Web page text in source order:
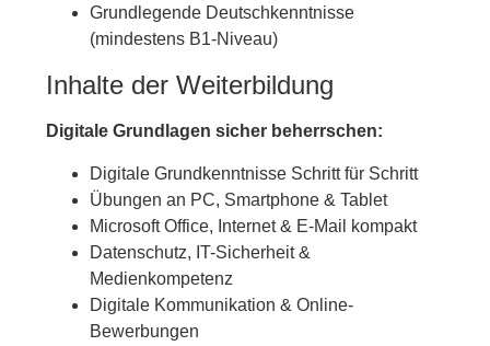
Grundlegende Deutschkenntnisse
(mindestens B1-Niveau)
Inhalte der Weiterbildung
Digitale Grundlagen sicher beherrschen:
Digitale Grundkenntnisse Schritt für Schritt
Übungen an PC, Smartphone & Tablet
Microsoft Office, Internet & E-Mail kompakt
Datenschutz, IT-Sicherheit &
Medienkompetenz
Digitale Kommunikation & Online-
Bewerbungen